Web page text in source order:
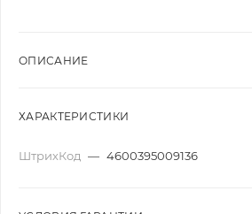
ОПИСАНИЕ
ХАРАКТЕРИСТИКИ
ШтрихКод — 4600395009136